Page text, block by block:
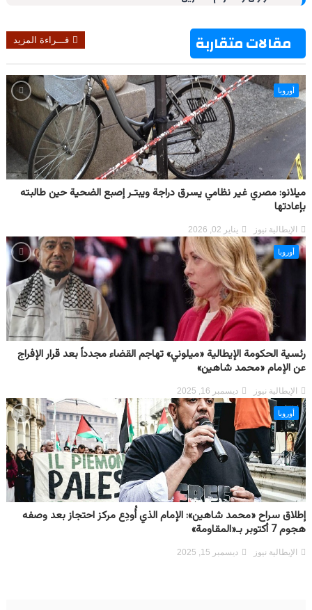
مقالات متقاربة قـــراءة المزيد
أوروبا
ميلانو: مصري غير نظامي يسرق دراجة ويبتـر إصبع الضحية حين طالبته
بإعادتها
الإيطالية نيوز يناير 02, 2026
أوروبا
رئسية الحكومة الإيطالية «ميلوني» تهاجم القضاء مجدداً بعد قرار الإفراج
عن الإمام «محمد شاهين»
الإيطالية نيوز ديسمبر 16, 2025
أوروبا
إطلاق سراح «محمد شاهين»: الإمام الذي أُودِع مركز احتجاز بعد وصفه
هجوم 7 أكتوبر بـ«المقاومة»
الإيطالية نيوز ديسمبر 15, 2025